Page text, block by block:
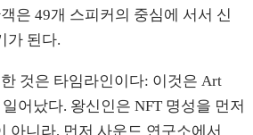
은 49개 스피커의 중심에 서서 신
가 된다.
것은 타임라인이다: 이것은 Art
어났다. 왕신인은 NFT 명성을 먼저
아니라, 먼저 사운드 연구소에서